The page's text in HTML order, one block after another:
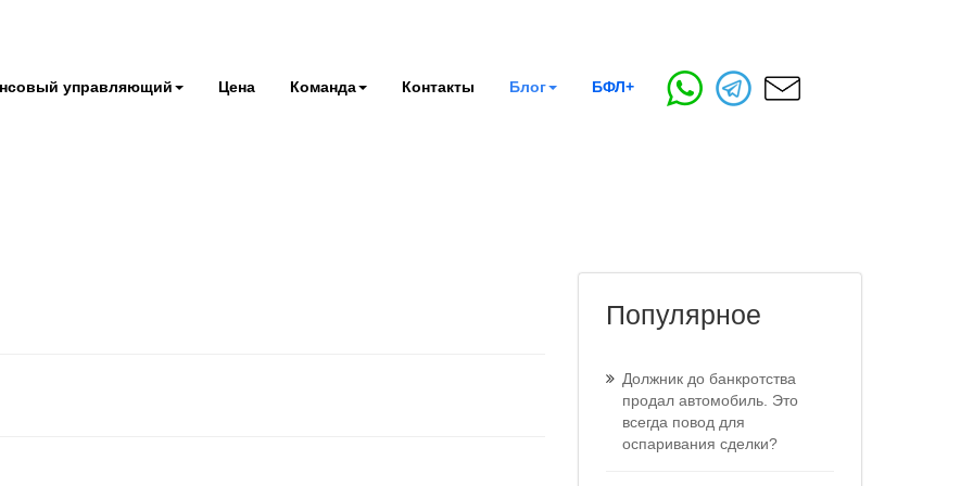
управляющий Цена Команда Контакты Блог БФЛ+
Популярное
Должник до банкротства
продал автомобиль. Это
всегда повод для
оспаривания сделки?